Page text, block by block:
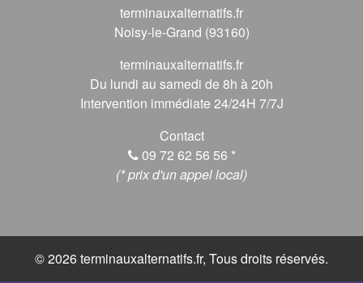
terminauxalternatifs.fr
Noisy-le-Grand (93160)
terminauxalternatifs.fr
Du lundi au samedi de 8h à 20h
Intervention immédiate 24/24H 7/7J
Contact
09 72 62 56 56 *
(* prix d'un appel local)
© 2026 terminauxalternatifs.fr, Tous droits réservés.